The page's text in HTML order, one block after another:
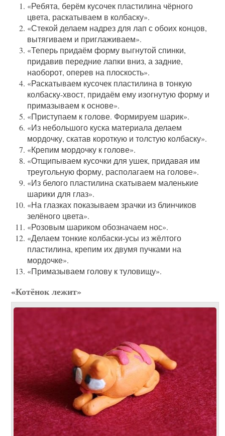
«Ребята, берём кусочек пластилина чёрного
цвета, раскатываем в колбаску».
«Стекой делаем надрез для лап с обоих концов,
вытягиваем и приглаживаем».
«Теперь придаём форму выгнутой спинки,
придавив передние лапки вниз, а задние,
наоборот, оперев на плоскость».
«Раскатываем кусочек пластилина в тонкую
колбаску-хвост, придаём ему изогнутую форму и
примазываем к основе».
«Приступаем к голове. Формируем шарик».
«Из небольшого куска материала делаем
мордочку, скатав короткую и толстую колбаску».
«Крепим мордочку к голове».
«Отщипываем кусочки для ушек, придавая им
треугольную форму, располагаем на голове».
«Из белого пластилина скатываем маленькие
шарики для глаз».
«На глазках показываем зрачки из блинчиков
зелёного цвета».
«Розовым шариком обозначаем нос».
«Делаем тонкие колбаски-усы из жёлтого
пластилина, крепим их двумя пучками на
мордочке».
«Примазываем голову к туловищу».
«Котёнок лежит»